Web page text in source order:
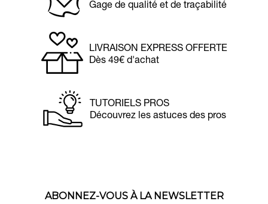
Gage de qualité et de traçabilité
LIVRAISON EXPRESS OFFERTE
Dès 49€ d'achat
TUTORIELS PROS
Découvrez les astuces des pros
ABONNEZ-VOUS À LA NEWSLETTER